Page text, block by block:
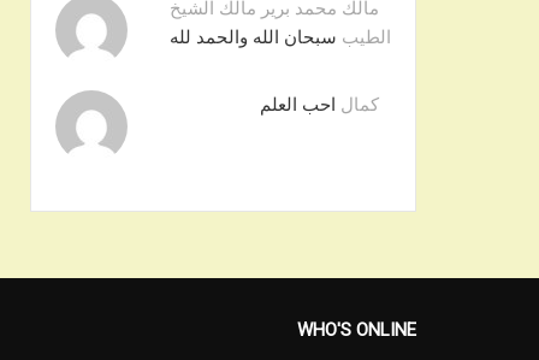
مالك محمد برير مالك الشيخ
الطيب سبحان الله والحمد لله
كمال احب العلم
WHO'S ONLINE